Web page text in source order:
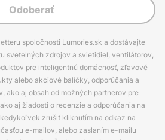
Odoberať
spoločnosti Lumories.sk a dostávajte
svetelných zdrojov a svietidiel, ventilátorov,
pre inteligentnú domácnosť, zľavové
alebo akciové balíčky, odporúčania a
ako aj obsah od možných partnerov pre
aj žiadosti o recenzie a odporúčania na
zrušiť kliknutím na odkaz na
e-mailov, alebo zaslaním e-mailu